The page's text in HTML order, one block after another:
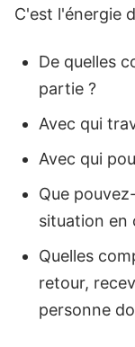
C'est l'énergie
De quelles
partie ?
Avec qui
Avec qui
Que
situation en
Quelles
retour,
personne